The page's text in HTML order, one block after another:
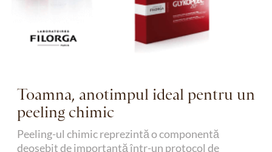
Toamna, anotimpul ideal pentru un
peeling chimic
Peeling-ul chimic reprezintă o componentă
deosebit de importantă într-un protocol de